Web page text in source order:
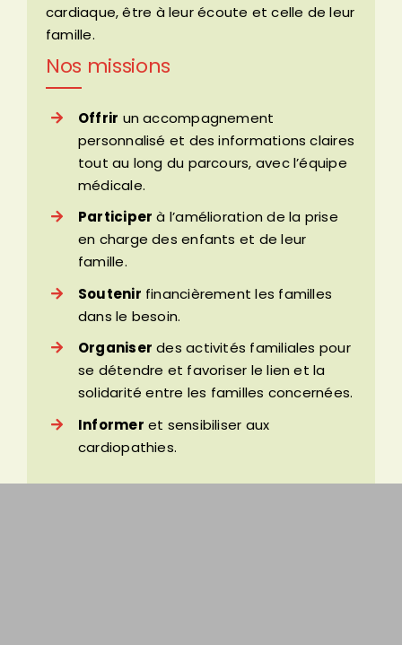
cardiaque, être à leur écoute et celle de leur
famille.
Nos missions
Offrir un accompagnement
personnalisé et des informations claires
tout au long du parcours, avec l’équipe
médicale.
Participer à l’amélioration de la prise
en charge des enfants et de leur
famille.
Soutenir financièrement les familles
dans le besoin.
Organiser des activités familiales pour
se détendre et favoriser le lien et la
solidarité entre les familles concernées.
Informer et sensibiliser aux
cardiopathies.